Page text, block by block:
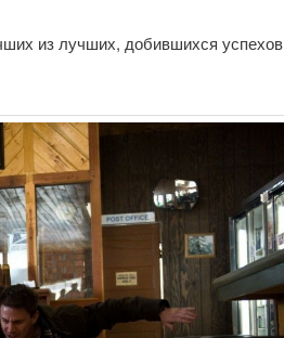
из лучших, добившихся успехов